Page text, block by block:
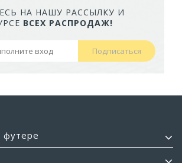
НА НАШУ РАССЫЛКУ И
ВСЕХ РАСПРОДАЖ!
Подписаться
футере